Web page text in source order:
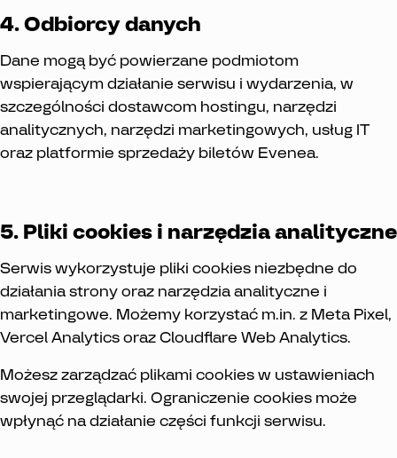
4. Odbiorcy danych
Dane mogą być powierzane podmiotom
wspierającym działanie serwisu i wydarzenia, w
szczególności dostawcom hostingu, narzędzi
analitycznych, narzędzi marketingowych, usług IT
oraz platformie sprzedaży biletów Evenea.
5. Pliki cookies i narzędzia analityczne
Serwis wykorzystuje pliki cookies niezbędne do
działania strony oraz narzędzia analityczne i
marketingowe. Możemy korzystać m.in. z Meta Pixel,
Vercel Analytics oraz Cloudflare Web Analytics.
Możesz zarządzać plikami cookies w ustawieniach
swojej przeglądarki. Ograniczenie cookies może
wpłynąć na działanie części funkcji serwisu.